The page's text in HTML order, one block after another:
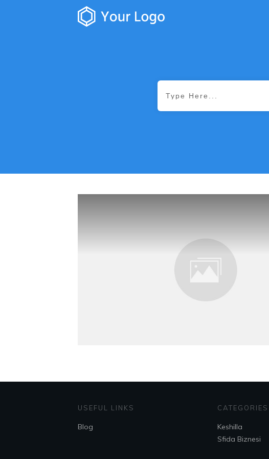
USEFUL LINKS
Blog
CATEGORIES
Keshilla
Sfida Biznesi